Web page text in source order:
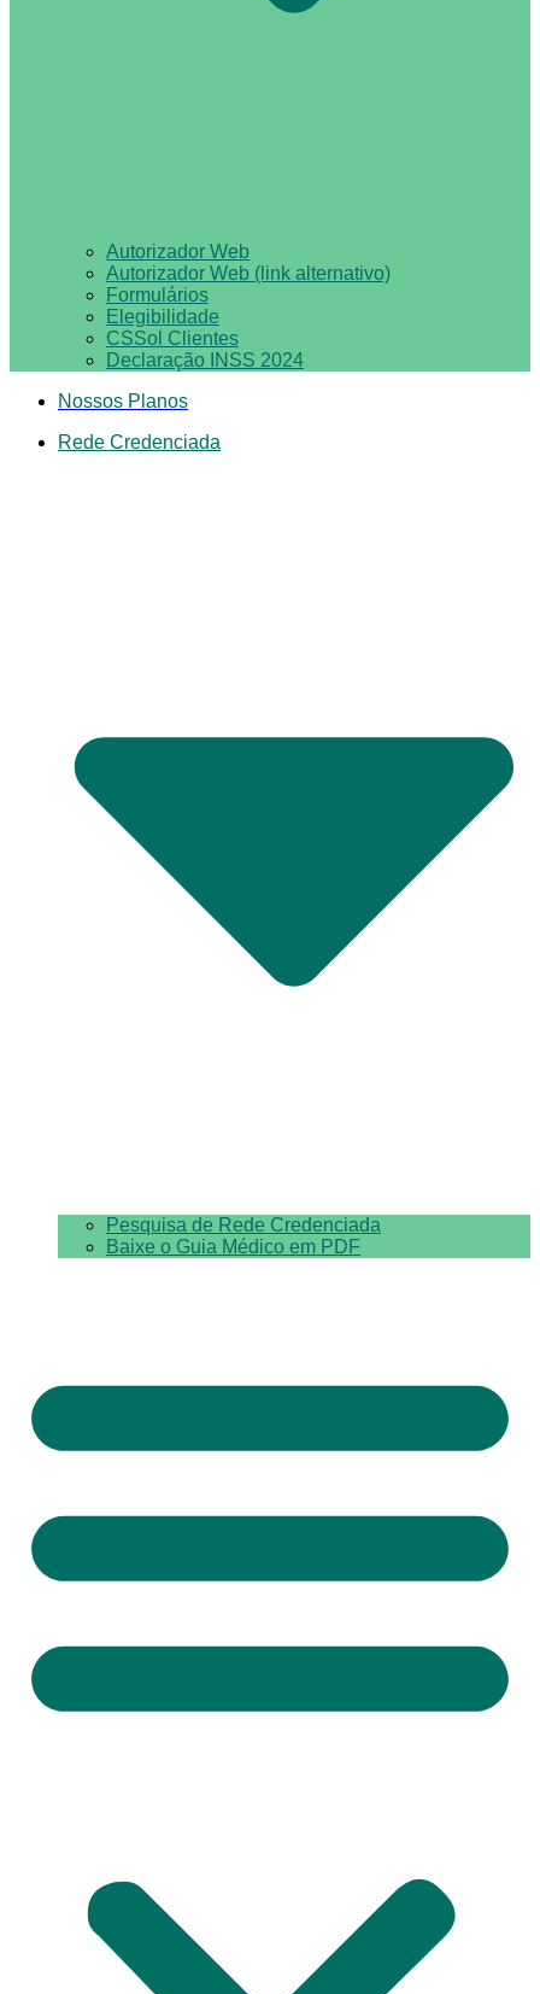
Autorizador Web
Autorizador Web (link alternativo)
Formulários
Elegibilidade
CSSol Clientes
Declaração INSS 2024
Nossos Planos
Rede Credenciada
Pesquisa de Rede Credenciada
Baixe o Guia Médico em PDF